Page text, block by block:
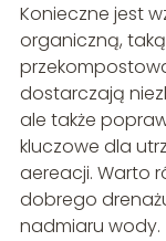
Konieczne jest
organiczną,
dostarczają
ale także
kluczowe dla
aereacji. Warto
dobrego
nadmiaru wody.